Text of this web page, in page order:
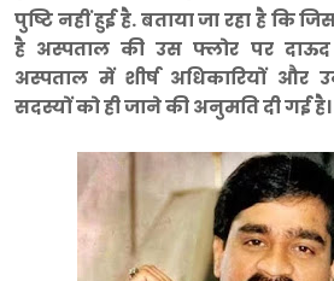
पुष्टि नहीं हुई है. बताया जा रहा है कि
है अस्पताल की उस फ्लोर पर दाऊद
अस्पताल में शीर्ष अधिकारियों और
सदस्यों को ही जाने की अनुमति दी गई है।